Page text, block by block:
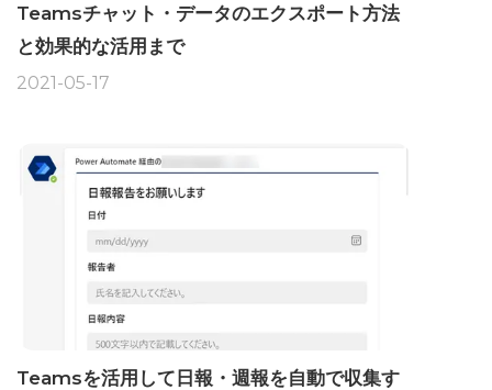
Teamsチャット・データのエクスポート方法
と効果的な活用まで
2021-05-17
Teamsを活用して日報・週報を自動で収集す